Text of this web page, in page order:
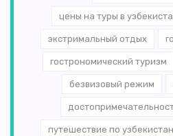
цены на туры в
экстримальный отдых
гострономический туризм
безвизовый режим
путешествие по